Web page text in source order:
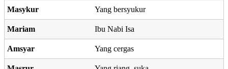
Masykur Yang bersyukur
Mariam Ibu Nabi Isa
Amsyar Yang cergas